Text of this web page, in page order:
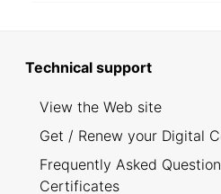
Technical support
View the Web site
Get / Renew your Digital
Frequently Asked
Certificates